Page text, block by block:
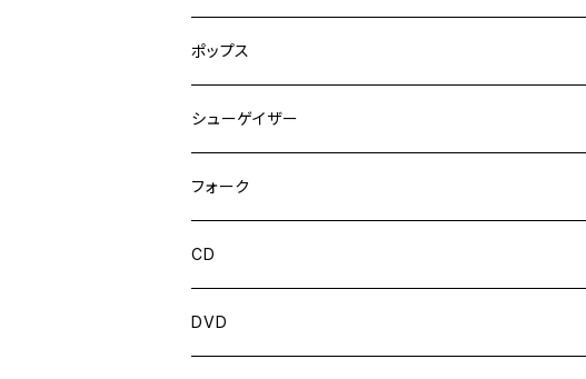
ポップス
シューゲイザー
フォーク
CD
DVD